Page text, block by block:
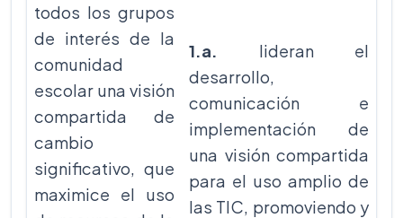
todos los grupos
de interés de la
comunidad
escolar una visión
compartida de
cambio
significativo, que
maximice el uso
1.a. lideran el
desarrollo,
comunicación e
implementación de
una visión compartida
para el uso amplio de
las TIC, promoviendo y